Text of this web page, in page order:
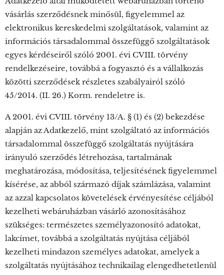
vásárlás szerződésnek minősül, figyelemmel az
elektronikus kereskedelmi szolgáltatások, valamint az
információs társadalommal összefüggő szolgáltatások
egyes kérdéseiről szóló 2001. évi CVIII. törvény
rendelkezéseire, továbbá a fogyasztó és a vállalkozás
közötti szerződések részletes szabályairól szóló
45/2014. (II. 26.) Korm. rendeletre is.
A 2001. évi CVIII. törvény 13/A. § (1) és (2) bekezdése
alapján az Adatkezelő, mint szolgáltató az információs
társadalommal összefüggő szolgáltatás nyújtására
irányuló szerződés létrehozása, tartalmának
meghatározása, módosítása, teljesítésének figyelemmel
kísérése, az abból származó díjak számlázása, valamint
az azzal kapcsolatos követelések érvényesítése céljából
kezelheti webáruházban vásárló azonosításához
szükséges: természetes személyazonosító adatokat,
lakcímet, továbbá a szolgáltatás nyújtása céljából
kezelheti mindazon személyes adatokat, amelyek a
szolgáltatás nyújtásához technikailag elengedhetetlenül